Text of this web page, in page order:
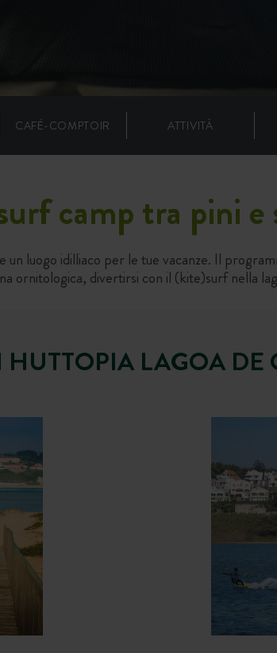
CAFÉ-COMPTOIR ATTIVITÀ
camp tra pini e
luogo idilliaco per le tue vacanze. Il
ornitologica, divertirsi con il (kite)surf nella
HUTTOPIA LAGOA DE